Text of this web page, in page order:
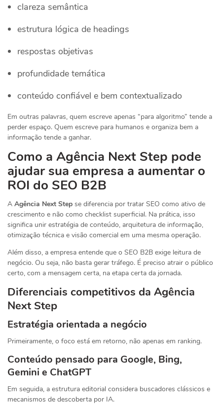
clareza semântica
estrutura lógica de headings
respostas objetivas
profundidade temática
conteúdo confiável e bem contextualizado
Em outras palavras, quem escreve apenas “para algoritmo” tende a
perder espaço. Quem escreve para humanos e organiza bem a
informação tende a ganhar.
Como a Agência Next Step pode
ajudar sua empresa a aumentar o
ROI do SEO B2B
A Agência Next Step se diferencia por tratar SEO como ativo de
crescimento e não como checklist superficial. Na prática, isso
significa unir estratégia de conteúdo, arquitetura de informação,
otimização técnica e visão comercial em uma mesma operação.
Além disso, a empresa entende que o SEO B2B exige leitura de
negócio. Ou seja, não basta gerar tráfego. É preciso atrair o público
certo, com a mensagem certa, na etapa certa da jornada.
Diferenciais competitivos da Agência
Next Step
Estratégia orientada a negócio
Primeiramente, o foco está em retorno, não apenas em ranking.
Conteúdo pensado para Google, Bing,
Gemini e ChatGPT
Em seguida, a estrutura editorial considera buscadores clássicos e
mecanismos de descoberta por IA.